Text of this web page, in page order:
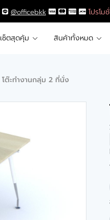
@officebkk โปรโม
เซ็ตสุดคุ้ม สินค้าทั้งหมด
โต๊ะทำงานกลุ่ม 2 ที่นั่ง